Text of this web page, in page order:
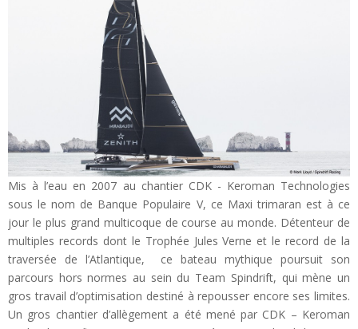
Mis à l’eau en 2007 au chantier CDK - Keroman Technologies
sous le nom de Banque Populaire V, ce Maxi trimaran est à ce
jour le plus grand multicoque de course au monde. Détenteur de
multiples records dont le Trophée Jules Verne et le record de la
traversée de l’Atlantique, ce bateau mythique poursuit son
parcours hors normes au sein du Team Spindrift, qui mène un
gros travail d’optimisation destiné à repousser encore ses limites.
Un gros chantier d’allègement a été mené par CDK – Keroman